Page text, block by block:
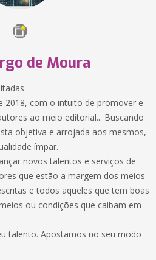
de Moura
2018, com o intuito de promover e
ao meio editorial... Buscando
objetiva e arrojada aos mesmos,
ímpar.
novos talentos e serviços de
que estão a margem dos meios
e todos aqueles que tem boas
ou condições que caibam em
talento. Apostamos no seu modo